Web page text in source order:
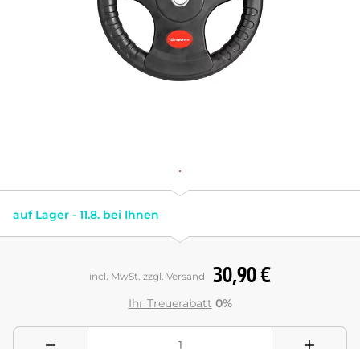
auf Lager - 11.8. bei Ihnen
30,90 €
incl. MwSt. zzgl. Versand
Ihr Treuerabatt 0%